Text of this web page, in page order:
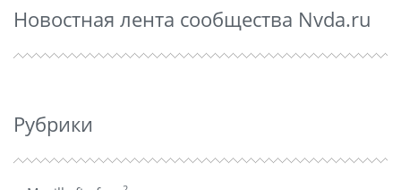
Новостная лента сообщества Nvda.ru
Рубрики